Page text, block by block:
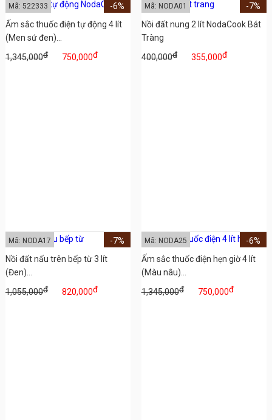
Ấm sắc thuốc điện tự động 4 lít
(Men sứ đen)...
1,345,000đ 750,000đ
-6%
Mã: 522333
Nồi đất nung 2 lít NodaCook Bát
Tràng
400,000đ 355,000đ
-7%
Mã: NODA01
Nồi đất nấu trên bếp từ 3 lít
(Đen)...
1,055,000đ 820,000đ
-7%
Mã: NODA17
Ấm sắc thuốc điện hẹn giờ 4 lít
(Màu nâu)...
1,345,000đ 750,000đ
-6%
Mã: NODA25